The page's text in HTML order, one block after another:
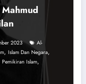
2023
Al-
, Islam Dan Negara,
Pemikiran Islam,